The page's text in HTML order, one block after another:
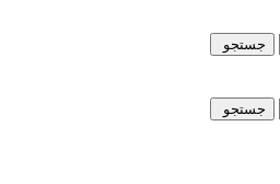
جستجو
جستجو